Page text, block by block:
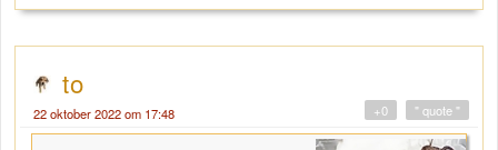
to
22 oktober 2022 om 17:48 " quote "
+0